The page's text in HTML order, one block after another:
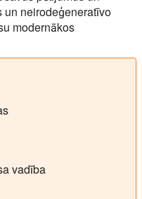
un neirodeģeneratīvo
modernākos
vadība